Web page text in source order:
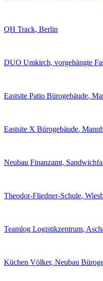
QH Track, Berlin
DUO Umkirch, vorgehängte
Eastsite Patio Bürogebäude,
Eastsite X Bürogebäude,
Neubau Finanzamt,
Theodor-Fliedner-Schule,
Teamlog Logistikzentrum,
Küchen Völker, Neubau